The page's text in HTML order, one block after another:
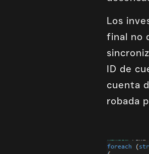
Los
final no
ID de
cuenta
robada